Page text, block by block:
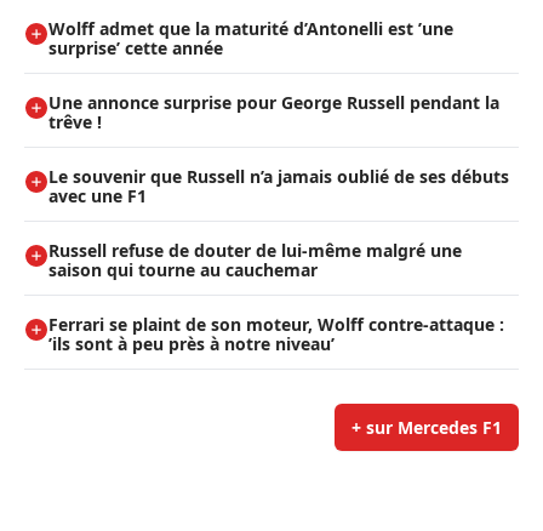
Wolff admet que la maturité d’Antonelli est ’une
surprise’ cette année
Une annonce surprise pour George Russell pendant la
trêve !
Le souvenir que Russell n’a jamais oublié de ses débuts
avec une F1
Russell refuse de douter de lui-même malgré une
saison qui tourne au cauchemar
Ferrari se plaint de son moteur, Wolff contre-attaque :
’ils sont à peu près à notre niveau’
+ sur Mercedes F1